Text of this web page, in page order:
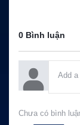
0 Bình luận
Chưa có bình